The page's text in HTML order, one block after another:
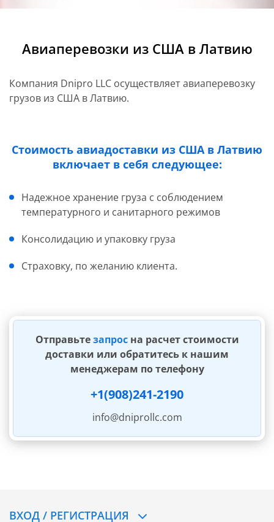
Авиаперевозки из США в Латвию
Компания Dnipro LLC осуществляет авиаперевозку
грузов из США в Латвию.
Стоимость авиадоставки из США в Латвию
включает в себя следующее:
Надежное хранение груза с соблюдением
температурного и санитарного режимов
Консолидацию и упаковку груза
Страховку, по желанию клиента.
Отправьтезапрос на расчет стоимости
доставки или обратитесь к нашим
менеджерам по телефону
+1(908)241-2190
info@dniprollc.com
ВХОД / РЕГИСТРАЦИЯ